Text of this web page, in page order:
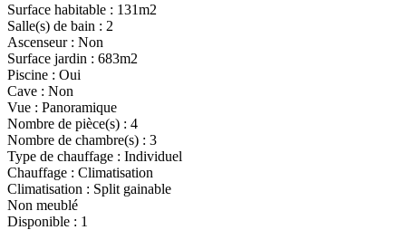
Surface habitable : 131m2
Salle(s) de bain : 2
Ascenseur : Non
Surface jardin : 683m2
Piscine : Oui
Cave : Non
Vue : Panoramique
Nombre de pièce(s) : 4
Nombre de chambre(s) : 3
Type de chauffage : Individuel
Chauffage : Climatisation
Climatisation : Split gainable
Non meublé
Disponible : 1